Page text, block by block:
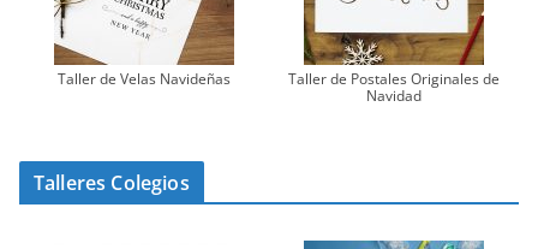
Taller de Velas Navideñas
Taller de Postales Originales de
Navidad
Talleres Colegios